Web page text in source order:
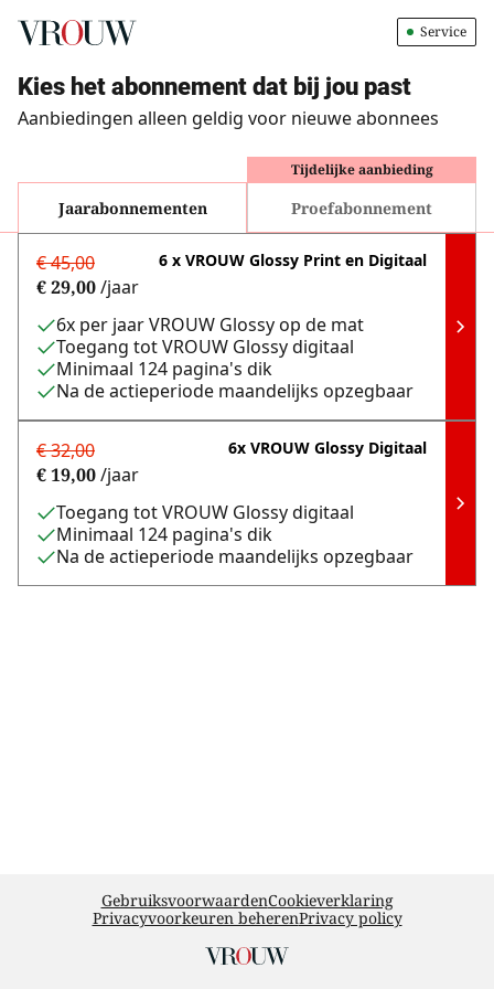
Service
Kies het abonnement dat bij jou past
Aanbiedingen alleen geldig voor nieuwe abonnees
Jaarabonnementen
Tijdelijke aanbieding
Proefabonnement
€ 45,00
€ 29,00/jaar
6 x VROUW Glossy Print en Digitaal
6x per jaar VROUW Glossy op de mat
Toegang tot VROUW Glossy digitaal
Minimaal 124 pagina's dik
Na de actieperiode maandelijks opzegbaar
€ 32,00
€ 19,00/jaar
6x VROUW Glossy Digitaal
Toegang tot VROUW Glossy digitaal
Minimaal 124 pagina's dik
Na de actieperiode maandelijks opzegbaar
GebruiksvoorwaardenCookieverklaring
Privacyvoorkeuren beherenPrivacy policy